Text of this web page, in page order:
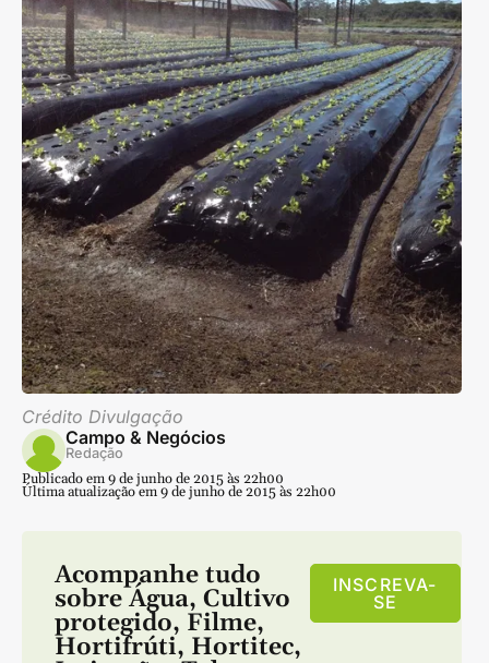
Crédito Divulgação
Campo & Negócios
Redação
Publicado em 9 de junho de 2015 às 22h00
Última atualização em 9 de junho de 2015 às 22h00
Acompanhe tudo
sobre Água, Cultivo
protegido, Filme,
Hortifrúti, Hortitec,
INSCREVA-
SE